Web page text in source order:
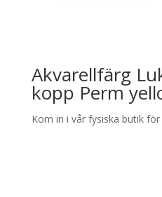
Akvarellfärg
kopp Perm
Kom in i vår fysiska butik